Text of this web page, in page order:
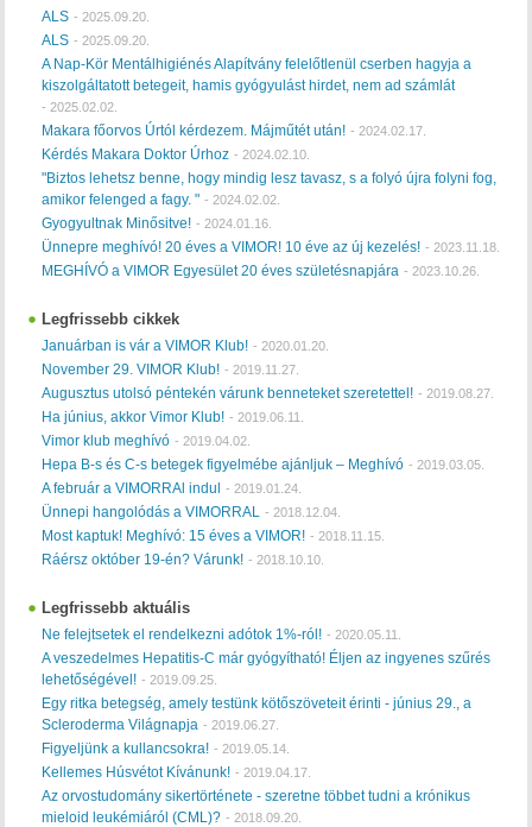
ALS - 2025.09.20.
ALS - 2025.09.20.
A Nap-Kör Mentálhigiénés Alapítvány felelőtlenül cserben hagyja a
kiszolgáltatott betegeit, hamis gyógyulást hirdet, nem ad számlát
- 2025.02.02.
Makara főorvos Úrtól kérdezem. Májműtét után! - 2024.02.17.
Kérdés Makara Doktor Úrhoz - 2024.02.10.
"Biztos lehetsz benne, hogy mindig lesz tavasz, s a folyó újra folyni fog,
amikor felenged a fagy. " - 2024.02.02.
Gyogyultnak Minősitve! - 2024.01.16.
Ünnepre meghívó! 20 éves a VIMOR! 10 éve az új kezelés! - 2023.11.18.
MEGHÍVÓ a VIMOR Egyesület 20 éves születésnapjára - 2023.10.26.
Legfrissebb cikkek
Januárban is vár a VIMOR Klub! - 2020.01.20.
November 29. VIMOR Klub! - 2019.11.27.
Augusztus utolsó péntekén várunk benneteket szeretettel! - 2019.08.27.
Ha június, akkor Vimor Klub! - 2019.06.11.
Vimor klub meghívó - 2019.04.02.
Hepa B-s és C-s betegek figyelmébe ajánljuk – Meghívó - 2019.03.05.
A február a VIMORRAl indul - 2019.01.24.
Ünnepi hangolódás a VIMORRAL - 2018.12.04.
Most kaptuk! Meghívó: 15 éves a VIMOR! - 2018.11.15.
Ráérsz október 19-én? Várunk! - 2018.10.10.
Legfrissebb aktuális
Ne felejtsetek el rendelkezni adótok 1%-ról! - 2020.05.11.
A veszedelmes Hepatitis-C már gyógyítható! Éljen az ingyenes szűrés
lehetőségével! - 2019.09.25.
Egy ritka betegség, amely testünk kötőszöveteit érinti - június 29., a
Scleroderma Világnapja - 2019.06.27.
Figyeljünk a kullancsokra! - 2019.05.14.
Kellemes Húsvétot Kívánunk! - 2019.04.17.
Az orvostudomány sikertörténete - szeretne többet tudni a krónikus
mieloid leukémiáról (CML)? - 2018.09.20.